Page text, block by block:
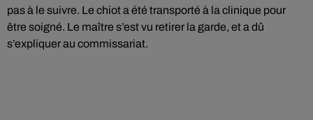
pas à le suivre. Le chiot a été transporté à la clinique pour
être soigné. Le maître s’est vu retirer la garde, et a dû
s’expliquer au commissariat.